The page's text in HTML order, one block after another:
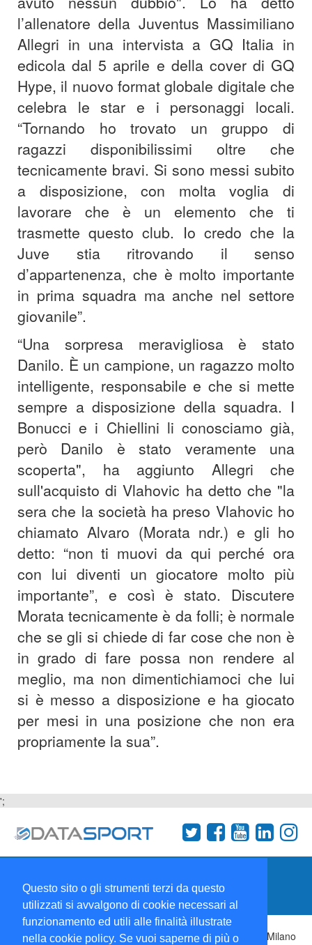
Questo sito o gli strumenti terzi da questo
utilizzati si avvalgono di cookie necessari al
funzionamento ed utili alle finalità illustrate
nella cookie policy. Se vuoi saperne di più o
l’allenatore della Juventus Massimiliano
Allegri in una intervista a GQ Italia in
edicola dal 5 aprile e della cover di GQ
Hype, il nuovo format globale digitale che
celebra le star e i personaggi locali.
“Tornando ho trovato un gruppo di
ragazzi disponibilissimi oltre che
tecnicamente bravi. Si sono messi subito
a disposizione, con molta voglia di
lavorare che è un elemento che ti
trasmette questo club. Io credo che la
Juve stia ritrovando il senso
d’appartenenza, che è molto importante
in prima squadra ma anche nel settore
giovanile”.
“Una sorpresa meravigliosa è stato
Danilo. È un campione, un ragazzo molto
intelligente, responsabile e che si mette
sempre a disposizione della squadra. I
Bonucci e i Chiellini li conosciamo già,
però Danilo è stato veramente una
scoperta", ha aggiunto Allegri che
sull'acquisto di Vlahovic ha detto che "la
sera che la società ha preso Vlahovic ho
chiamato Alvaro (Morata ndr.) e gli ho
detto: “non ti muovi da qui perché ora
con lui diventi un giocatore molto più
importante”, e così è stato. Discutere
Morata tecnicamente è da folli; è normale
che se gli si chiede di far cose che non è
in grado di fare possa non rendere al
meglio, ma non dimentichiamoci che lui
si è messo a disposizione e ha giocato
per mesi in una posizione che non era
propriamente la sua”.
';
Collabora con noi
Copyright 1995-2026 © Wise Srl Via Palmanova 8 20132 Milano